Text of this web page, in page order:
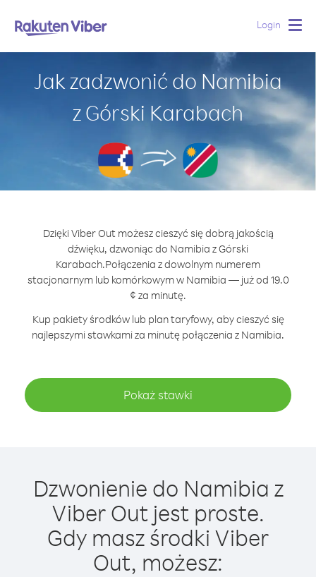
Login
Jak zadzwonić do Namibia
z Górski Karabach
Dzięki Viber Out możesz cieszyć się dobrą jakością
dźwięku, dzwoniąc do Namibia z Górski
Karabach.Połączenia z dowolnym numerem
stacjonarnym lub komórkowym w Namibia — już od 19.0
¢ za minutę.
Kup pakiety środków lub plan taryfowy, aby cieszyć się
najlepszymi stawkami za minutę połączenia z Namibia.
Pokaż stawki
Dzwonienie do Namibia z
Viber Out jest proste.
Gdy masz środki Viber
Out, możesz: